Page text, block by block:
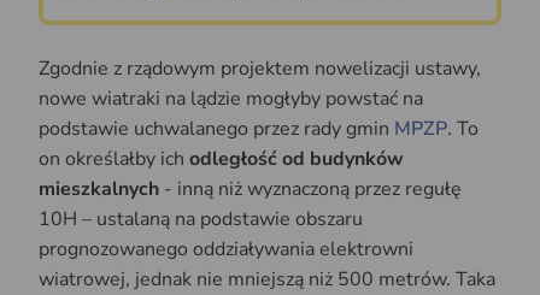
Zgodnie z rządowym projektem nowelizacji ustawy,
nowe wiatraki na lądzie mogłyby powstać na
podstawie uchwalanego przez rady gmin MPZP. To
on określałby ich odległość od budynków
mieszkalnych - inną niż wyznaczoną przez regułę
10H – ustalaną na podstawie obszaru
prognozowanego oddziaływania elektrowni
wiatrowej, jednak nie mniejszą niż 500 metrów. Taka